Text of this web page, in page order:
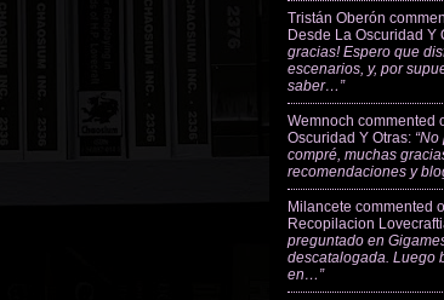
Tristán Oberón
Desde La Oscuridad Y
gracias! Espero que
escenarios, y, por
saber…”
Wemnoch commented
Oscuridad Y Otras:
compré, muchas
recomendaciones y
Milancete commented
Recopilacion
preguntado en
descatalogada. Luego
en…”